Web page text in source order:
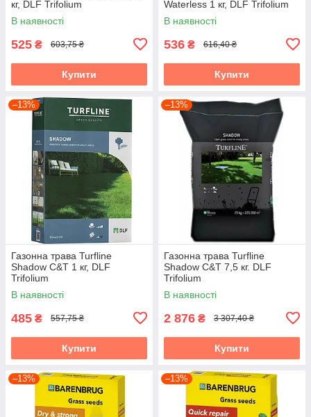
кг, DLF Trifolium
В наявності
525 ₴ 603,75 ₴
Купити
Waterless 1 кг, DLF Trifolium
В наявності
536 ₴ 616,40 ₴
Купити
–13%
Газонна трава Turfline
Shadow C&T 1 кг, DLF
Trifolium
В наявності
485 ₴ 557,75 ₴
Купити
–13%
Газонна трава Turfline
Shadow C&T 7,5 кг. DLF
Trifolium
В наявності
2 876 ₴ 3 307,40 ₴
Купити
–13% –13%